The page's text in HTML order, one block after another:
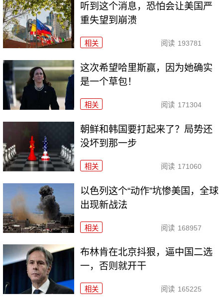
听到这个消息，恐怕会让美国严
重失望到崩溃
相关 阅读 193781
这次希望哈里斯赢，因为她确实
是一个草包！
相关 阅读 171304
朝鲜和韩国要打起来了？局势还
没坏到那一步
相关 阅读 171060
以色列这个“动作”坑惨美国，全球
出现新战法
相关 阅读 168957
布林肯在北京抖狠，逼中国二选
一，否则就开干
相关 阅读 165225